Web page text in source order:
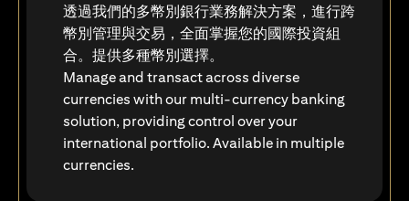
透過我們的多幣別銀行業務解決方案，進行跨
幣別管理與交易，全面掌握您的國際投資組
合。提供多種幣別選擇。
Manage and transact across diverse
currencies with our multi-currency banking
solution, providing control over your
international portfolio. Available in multiple
currencies.